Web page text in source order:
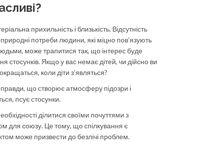
прихильність і близькість. Відсутність
потреби людини, які міцно пов’язують
може трапитися так, що інтерес буде
Якщо у вас немає дітей, чи дійсно ви
коли діти з’являться?
що створює атмосферу підозри і
псує стосунки.
ділитися своїми почуттями з
для союзу. Це тому, що спілкування є
може призвести до безлічі проблем.